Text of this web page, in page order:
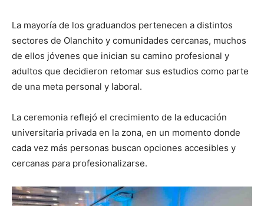
La mayoría de los graduandos pertenecen a distintos
sectores de Olanchito y comunidades cercanas, muchos
de ellos jóvenes que inician su camino profesional y
adultos que decidieron retomar sus estudios como parte
de una meta personal y laboral.
La ceremonia reflejó el crecimiento de la educación
universitaria privada en la zona, en un momento donde
cada vez más personas buscan opciones accesibles y
cercanas para profesionalizarse.